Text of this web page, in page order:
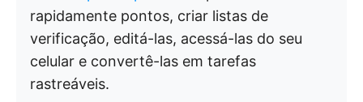
rapidamente pontos, criar listas de
verificação, editá-las, acessá-las do seu
celular e convertê-las em tarefas
rastreáveis.